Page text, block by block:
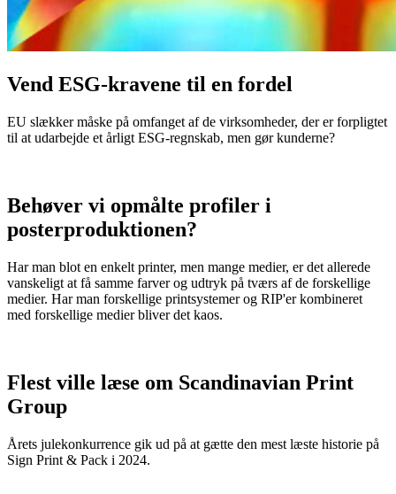
Vend ESG-kravene til en fordel
EU slækker måske på omfanget af de virksomheder, der er forpligtet
til at udarbejde et årligt ESG-regnskab, men gør kunderne?
Behøver vi opmålte profiler i
posterproduktionen?
Har man blot en enkelt printer, men mange medier, er det allerede
vanskeligt at få samme farver og udtryk på tværs af de forskellige
medier. Har man forskellige printsystemer og RIP'er kombineret
med forskellige medier bliver det kaos.
Flest ville læse om Scandinavian Print
Group
Årets julekonkurrence gik ud på at gætte den mest læste historie på
Sign Print & Pack i 2024.